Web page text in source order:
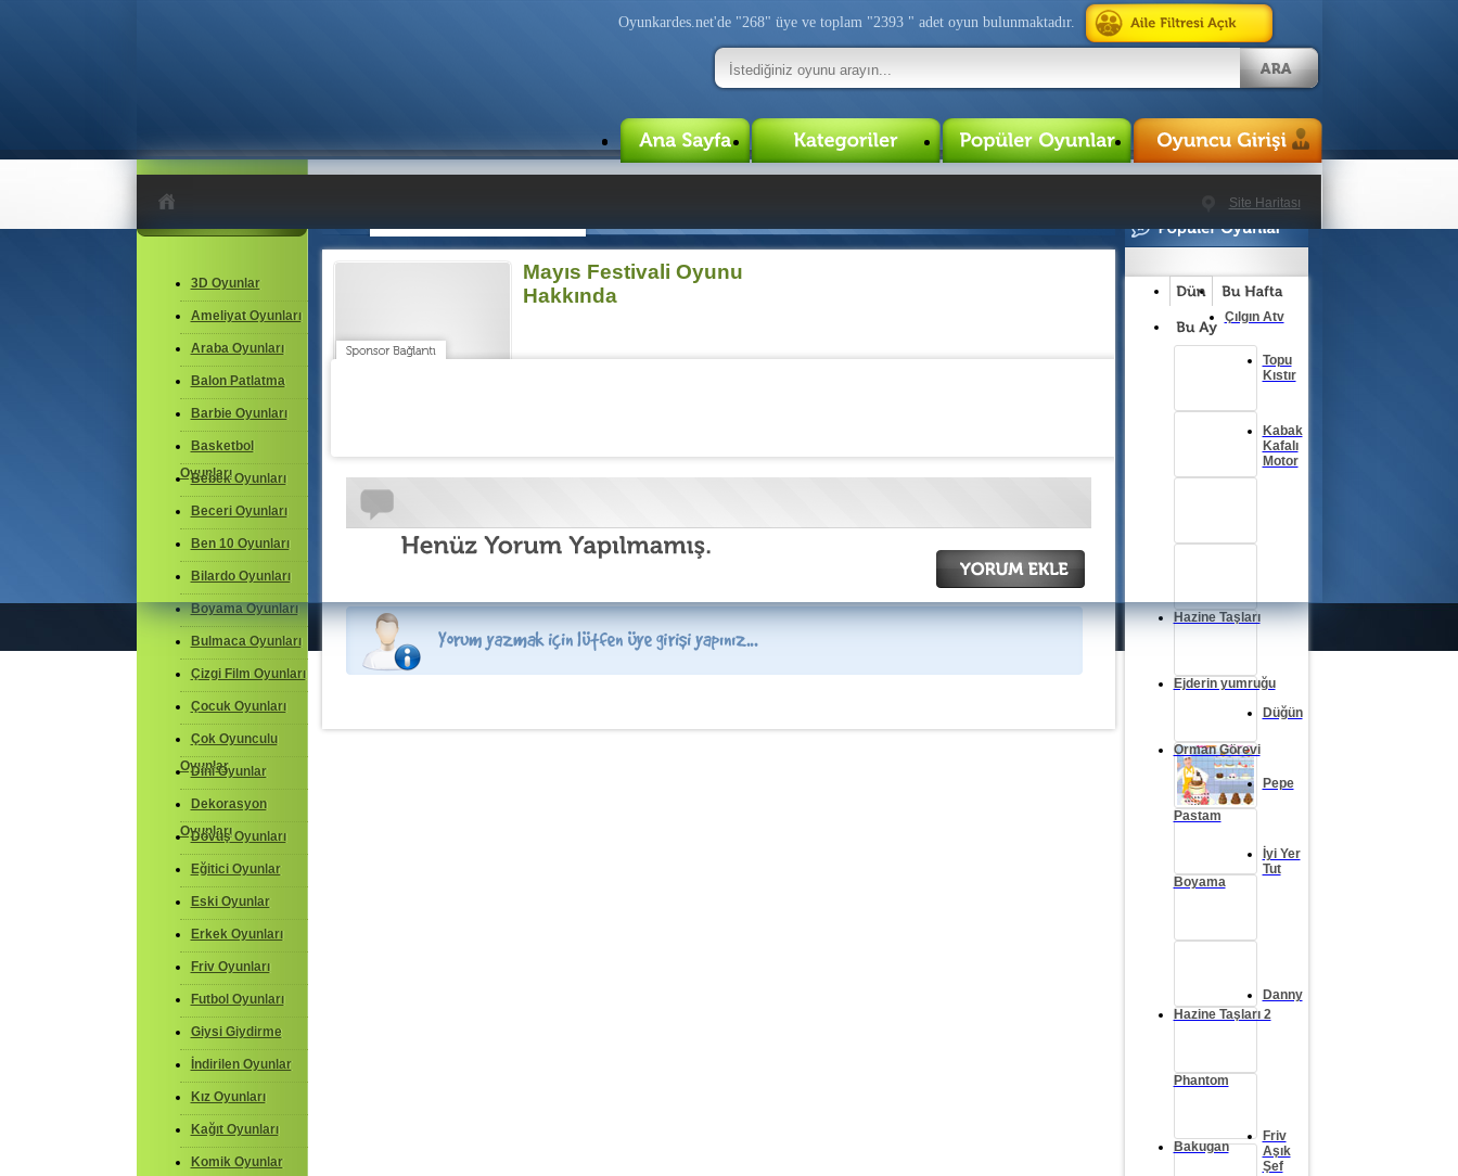
Oyunkardes.net'de "268" üye ve toplam "2393 " adet oyun bulunmaktadır.
3D Oyunlar
Ameliyat Oyunları
Araba Oyunları
Balon Patlatma
Barbie Oyunları
Basketbol
Oyunları
Bebek Oyunları
Beceri Oyunları
Ben 10 Oyunları
Bilardo Oyunları
Boyama Oyunları
Bulmaca Oyunları
Çizgi Film Oyunları
Çocuk Oyunları
Çok Oyunculu
Oyunlar
Dini Oyunlar
Dekorasyon
Oyunları
Dövüş Oyunları
Eğitici Oyunlar
Eski Oyunlar
Erkek Oyunları
Friv Oyunları
Futbol Oyunları
Giysi Giydirme
İndirilen Oyunlar
Kız Oyunları
Kağıt Oyunları
Komik Oyunlar
Mayıs Festivali Oyunu
Hakkında
Çılgın Atv
Topu
Kıstır
Kabak
Kafalı
Motor
Hazine Taşları
Ejderin yumruğu
Orman Görevi
Düğün
Pastam
Pepe
Boyama
İyi Yer
Tut
Hazine Taşları 2
Danny
Phantom
Bakugan
Friv
Aşık
Şef
Site Haritası